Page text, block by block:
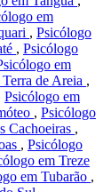
em
, Psicólogo
, Psicólogo
em
de Areia ,
Psicólogo em
, Psicólogo
Cachoeiras ,
, Psicólogo
em Treze
em Tubarão ,